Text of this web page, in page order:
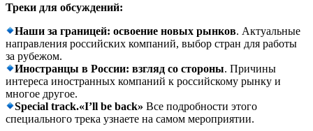
Треки для обсуждений:
Наши за границей: освоение новых рынков. Актуальные
направления российских компаний, выбор стран для работы
за рубежом.
Иностранцы в России: взгляд со стороны. Причины
интереса иностранных компаний к российскому рынку и
многое другое.
Special track.«I’ll be back» Все подробности этого
специального трека узнаете на самом мероприятии.